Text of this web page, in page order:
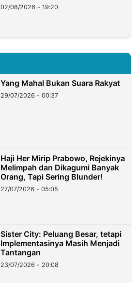
02/08/2026 - 19:20
Yang Mahal Bukan Suara Rakyat
29/07/2026 - 00:37
Haji Her Mirip Prabowo, Rejekinya
Melimpah dan Dikagumi Banyak
Orang, Tapi Sering Blunder!
27/07/2026 - 05:05
Sister City: Peluang Besar, tetapi
Implementasinya Masih Menjadi
Tantangan
23/07/2026 - 20:08